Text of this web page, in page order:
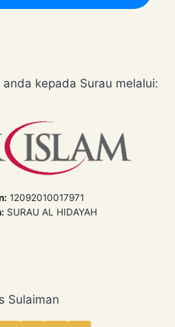
kepada Surau melalui:
12092010017971
SURAU AL HIDAYAH
Sulaiman